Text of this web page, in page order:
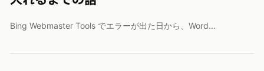
Bing Webmaster Tools でエラーが出た日から、Word...